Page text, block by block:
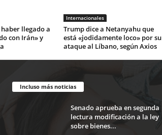
llegado a
con Irán» y
Internacionales
Trump dice a Netanyahu que
está «jodidamente loco» por su
ataque al Líbano, según Axios
Incluso más noticias
Senado aprueba en segunda
lectura modificación a la ley
sobre bienes...